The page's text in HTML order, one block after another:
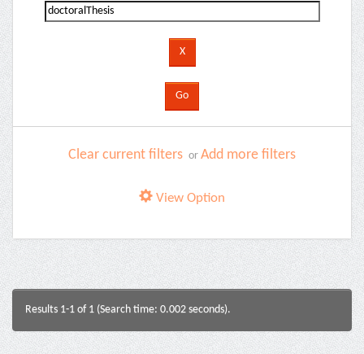
Clear current filters or Add more filters
View Option
Results 1-1 of 1 (Search time: 0.002 seconds).